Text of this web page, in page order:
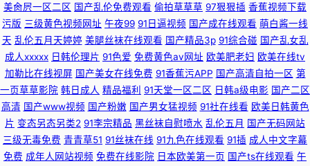
美肏屄一区二区 国产乱伦免费观看 偷拍草草草 97狠狠插 香蕉视频下载
污版 三级黄色视频网址 午夜99 91日逼视频 国产成在线观看 萌白酱一线
天 乱伦五月天婷婷 美腿丝袜在线观看 国产精品3p 91综合碰 国产乱女乱
成人xxxxx 日韩伦理片 91色爱 免费黄色av网址 欧美肥老妇 欧美在线tv
加勒比在线视屏 国产美女在线免费 91香蕉污APP 国产高清自拍一区 第
一页草草影院 韩日成人 精品福利 91天堂一区二区 日韩a级电影 国产二区
高清 国产www视频 国产粉嫩 国产男女猛视频 91社在线看 欧美日韩黄色
片 变态另态另类2 91李宗精品 黑丝袜自慰喷水 乱伦五月 国产无码网站
三级无毒免费 青青草51 91丝袜在线 91九色在线观看 91插 成人中文字幕
免费 成年人网站视频 免费在线影院 日本欧美第一页 国产ts在线观看 午